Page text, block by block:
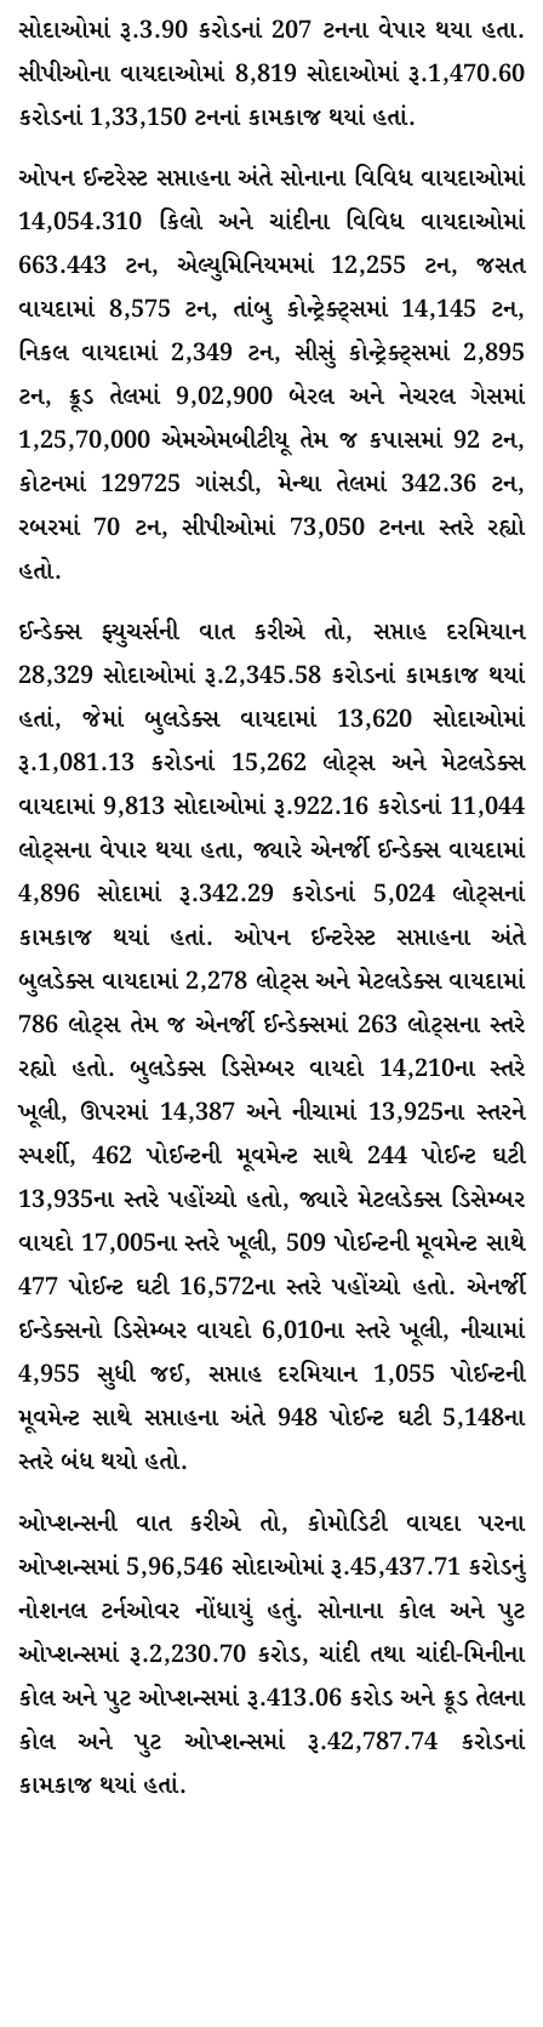
સોદાઓમાં રૂ.3.90 કરોડનાં 207 ટનના વેપાર થયા હતા.
સીપીઓના વાયદાઓમાં 8,819 સોદાઓમાં રૂ.1,470.60
કરોડનાં 1,33,150 ટનનાં કામકાજ થયાં હતાં.
ઓપન ઈન્ટરેસ્ટ સપ્તાહના અંતે સોનાના વિવિધ વાયદાઓમાં
14,054.310 કિલો અને ચાંદીના વિવિધ વાયદાઓમાં
663.443 ટન, એલ્યુમિનિયમમાં 12,255 ટન, જસત
વાયદામાં 8,575 ટન, તાંબુ કોન્ટ્રેક્ટ્સમાં 14,145 ટન,
નિકલ વાયદામાં 2,349 ટન, સીસું કોન્ટ્રેક્ટ્સમાં 2,895
ટન, ક્રૂડ તેલમાં 9,02,900 બેરલ અને નેચરલ ગેસમાં
1,25,70,000 એમએમબીટીયૂ તેમ જ કપાસમાં 92 ટન,
કોટનમાં 129725 ગાંસડી, મેન્થા તેલમાં 342.36 ટન,
રબરમાં 70 ટન, સીપીઓમાં 73,050 ટનના સ્તરે રહ્યો
હતો.
ઈન્ડેક્સ ફ્યુચર્સની વાત કરીએ તો, સપ્તાહ દરમિયાન
28,329 સોદાઓમાં રૂ.2,345.58 કરોડનાં કામકાજ થયાં
હતાં, જેમાં બુલડેક્સ વાયદામાં 13,620 સોદાઓમાં
રૂ.1,081.13 કરોડનાં 15,262 લોટ્સ અને મેટલડેક્સ
વાયદામાં 9,813 સોદાઓમાં રૂ.922.16 કરોડનાં 11,044
લોટ્સના વેપાર થયા હતા, જ્યારે એનર્જી ઈન્ડેક્સ વાયદામાં
4,896 સોદામાં રૂ.342.29 કરોડનાં 5,024 લોટ્સનાં
કામકાજ થયાં હતાં. ઓપન ઈન્ટરેસ્ટ સપ્તાહના અંતે
બુલડેક્સ વાયદામાં 2,278 લોટ્સ અને મેટલડેક્સ વાયદામાં
786 લોટ્સ તેમ જ એનર્જી ઈન્ડેક્સમાં 263 લોટ્સના સ્તરે
રહ્યો હતો. બુલડેક્સ ડિસેમ્બર વાયદો 14,210ના સ્તરે
ખૂલી, ઊપરમાં 14,387 અને નીચામાં 13,925ના સ્તરને
સ્પર્શી, 462 પોઈન્ટની મૂવમેન્ટ સાથે 244 પોઈન્ટ ઘટી
13,935ના સ્તરે પહોંચ્યો હતો, જ્યારે મેટલડેક્સ ડિસેમ્બર
વાયદો 17,005ના સ્તરે ખૂલી, 509 પોઈન્ટની મૂવમેન્ટ સાથે
477 પોઈન્ટ ઘટી 16,572ના સ્તરે પહોંચ્યો હતો. એનર્જી
ઈન્ડેક્સનો ડિસેમ્બર વાયદો 6,010ના સ્તરે ખૂલી, નીચામાં
4,955 સુધી જઈ, સપ્તાહ દરમિયાન 1,055 પોઈન્ટની
મૂવમેન્ટ સાથે સપ્તાહના અંતે 948 પોઈન્ટ ઘટી 5,148ના
સ્તરે બંધ થયો હતો.
ઓપ્શન્સની વાત કરીએ તો, કોમોડિટી વાયદા પરના
ઓપ્શન્સમાં 5,96,546 સોદાઓમાં રૂ.45,437.71 કરોડનું
નોશનલ ટર્નઓવર નોંધાયું હતું. સોનાના કોલ અને પુટ
ઓપ્શન્સમાં રૂ.2,230.70 કરોડ, ચાંદી તથા ચાંદી-મિનીના
કોલ અને પુટ ઓપ્શન્સમાં રૂ.413.06 કરોડ અને ક્રૂડ તેલના
કોલ અને પુટ ઓપ્શન્સમાં રૂ.42,787.74 કરોડનાં
કામકાજ થયાં હતાં.